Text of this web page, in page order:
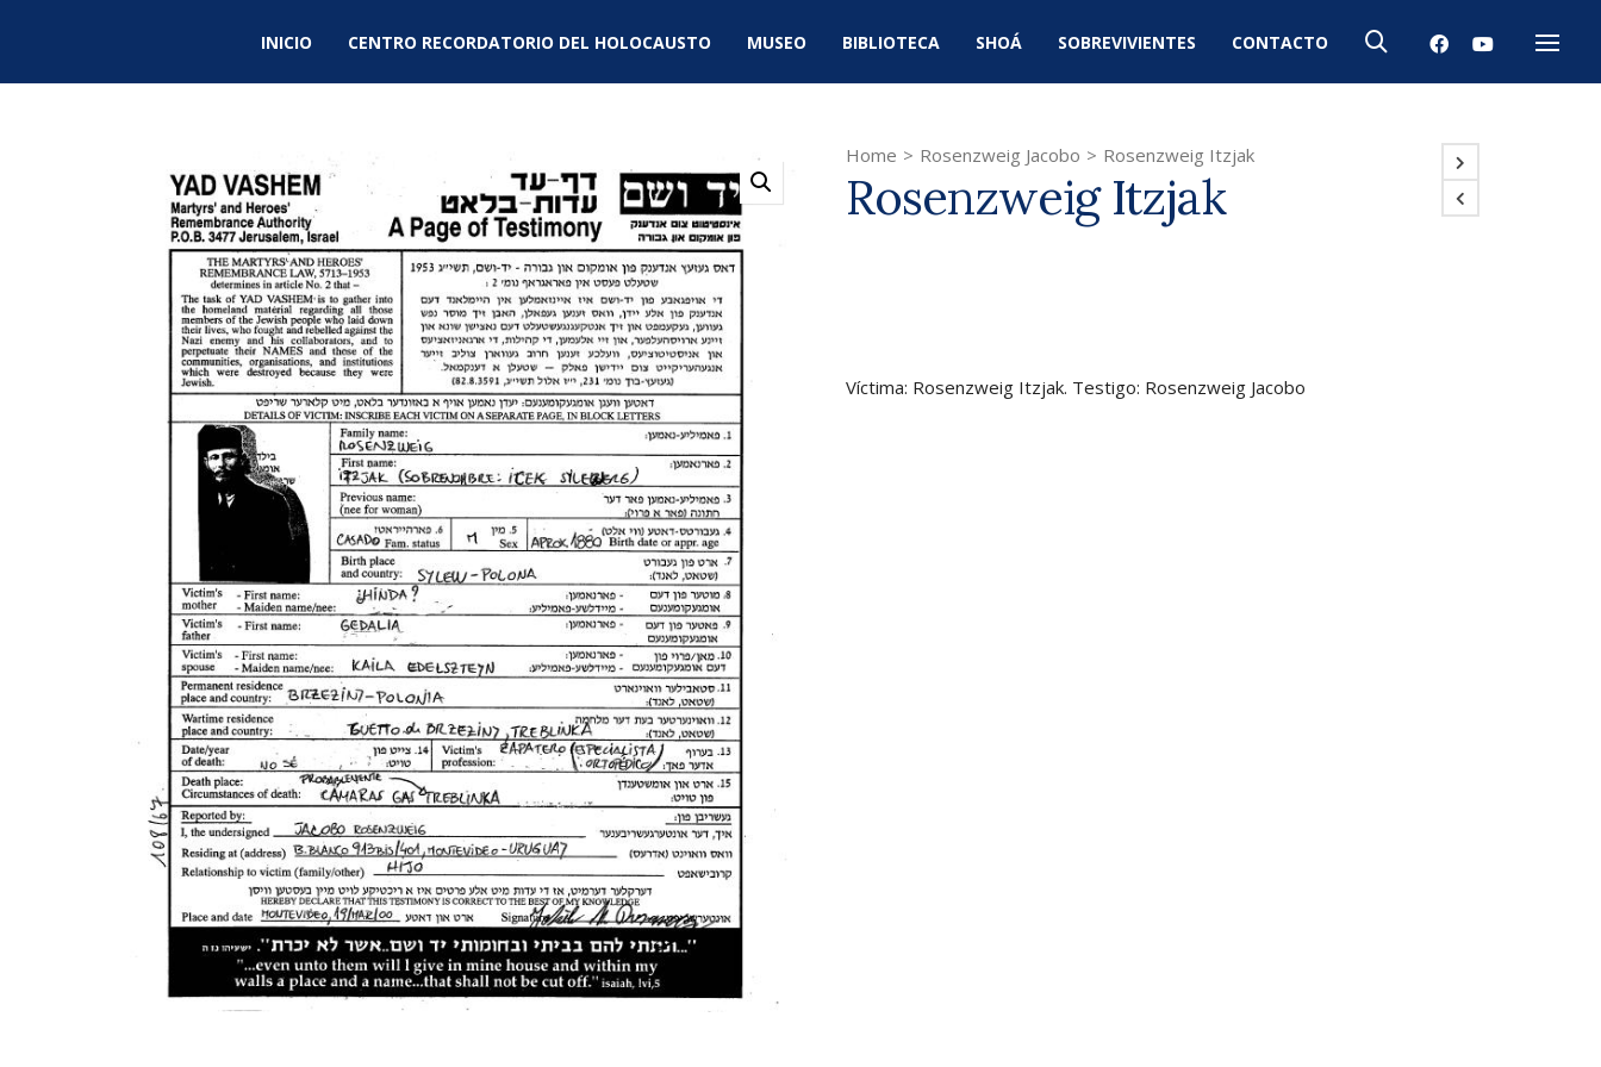
INICIO CENTRO RECORDATORIO DEL HOLOCAUSTO MUSEO BIBLIOTECA SHOÁ SOBREVIVIENTES CONTACTO
Menú
Home > Rosenzweig Jacobo > Rosenzweig Itzjak
Rosenzweig Itzjak
Víctima: Rosenzweig Itzjak. Testigo: Rosenzweig Jacobo